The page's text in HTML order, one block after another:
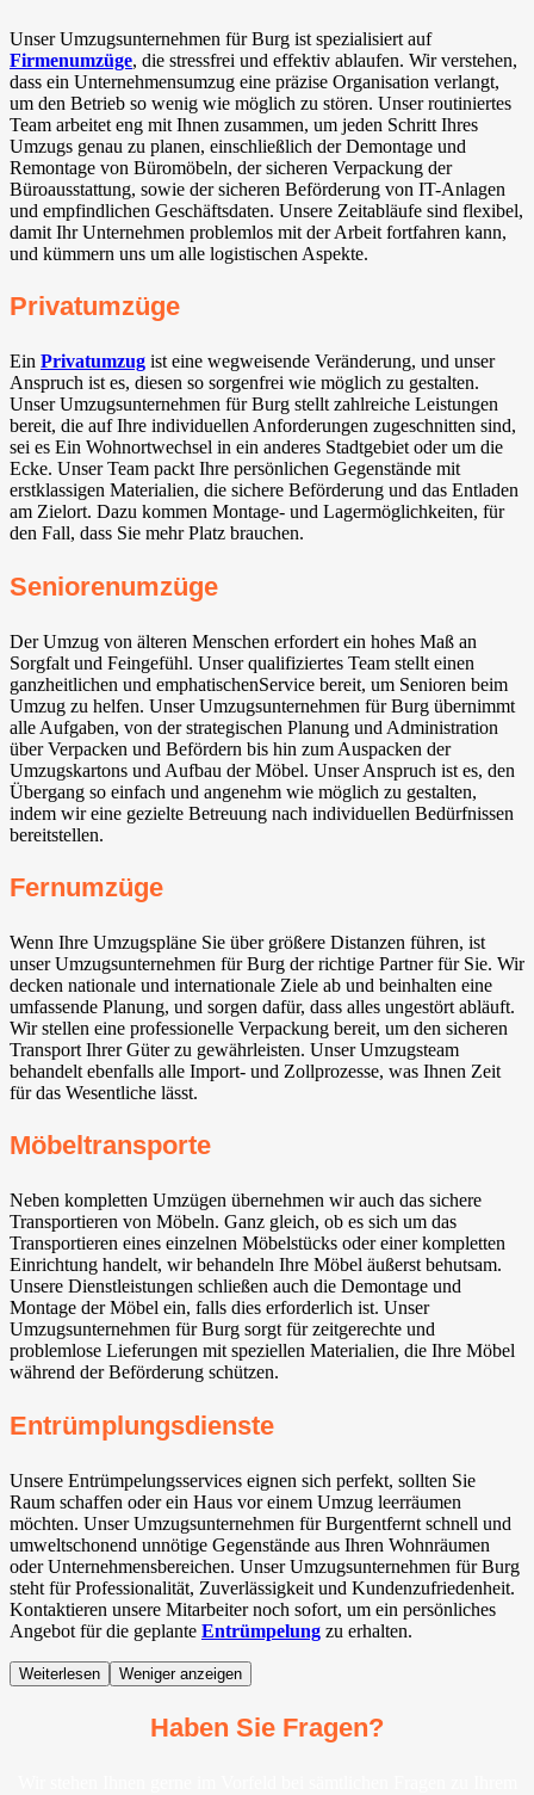
Unser Umzugsunternehmen für Burg ist spezialisiert auf
Firmenumzüge, die stressfrei und effektiv ablaufen. Wir verstehen,
dass ein Unternehmensumzug eine präzise Organisation verlangt,
um den Betrieb so wenig wie möglich zu stören. Unser routiniertes
Team arbeitet eng mit Ihnen zusammen, um jeden Schritt Ihres
Umzugs genau zu planen, einschließlich der Demontage und
Remontage von Büromöbeln, der sicheren Verpackung der
Büroausstattung, sowie der sicheren Beförderung von IT-Anlagen
und empfindlichen Geschäftsdaten. Unsere Zeitabläufe sind flexibel,
damit Ihr Unternehmen problemlos mit der Arbeit fortfahren kann,
und kümmern uns um alle logistischen Aspekte.
Privatumzüge
Ein Privatumzug ist eine wegweisende Veränderung, und unser
Anspruch ist es, diesen so sorgenfrei wie möglich zu gestalten.
Unser Umzugsunternehmen für Burg stellt zahlreiche Leistungen
bereit, die auf Ihre individuellen Anforderungen zugeschnitten sind,
sei es Ein Wohnortwechsel in ein anderes Stadtgebiet oder um die
Ecke. Unser Team packt Ihre persönlichen Gegenstände mit
erstklassigen Materialien, die sichere Beförderung und das Entladen
am Zielort. Dazu kommen Montage- und Lagermöglichkeiten, für
den Fall, dass Sie mehr Platz brauchen.
Seniorenumzüge
Der Umzug von älteren Menschen erfordert ein hohes Maß an
Sorgfalt und Feingefühl. Unser qualifiziertes Team stellt einen
ganzheitlichen und emphatischenService bereit, um Senioren beim
Umzug zu helfen. Unser Umzugsunternehmen für Burg übernimmt
alle Aufgaben, von der strategischen Planung und Administration
über Verpacken und Befördern bis hin zum Auspacken der
Umzugskartons und Aufbau der Möbel. Unser Anspruch ist es, den
Übergang so einfach und angenehm wie möglich zu gestalten,
indem wir eine gezielte Betreuung nach individuellen Bedürfnissen
bereitstellen.
Fernumzüge
Wenn Ihre Umzugspläne Sie über größere Distanzen führen, ist
unser Umzugsunternehmen für Burg der richtige Partner für Sie. Wir
decken nationale und internationale Ziele ab und beinhalten eine
umfassende Planung, und sorgen dafür, dass alles ungestört abläuft.
Wir stellen eine professionelle Verpackung bereit, um den sicheren
Transport Ihrer Güter zu gewährleisten. Unser Umzugsteam
behandelt ebenfalls alle Import- und Zollprozesse, was Ihnen Zeit
für das Wesentliche lässt.
Möbeltransporte
Neben kompletten Umzügen übernehmen wir auch das sichere
Transportieren von Möbeln. Ganz gleich, ob es sich um das
Transportieren eines einzelnen Möbelstücks oder einer kompletten
Einrichtung handelt, wir behandeln Ihre Möbel äußerst behutsam.
Unsere Dienstleistungen schließen auch die Demontage und
Montage der Möbel ein, falls dies erforderlich ist. Unser
Umzugsunternehmen für Burg sorgt für zeitgerechte und
problemlose Lieferungen mit speziellen Materialien, die Ihre Möbel
während der Beförderung schützen.
Entrümplungsdienste
Unsere Entrümpelungsservices eignen sich perfekt, sollten Sie
Raum schaffen oder ein Haus vor einem Umzug leerräumen
möchten. Unser Umzugsunternehmen für Burgentfernt schnell und
umweltschonend unnötige Gegenstände aus Ihren Wohnräumen
oder Unternehmensbereichen. Unser Umzugsunternehmen für Burg
steht für Professionalität, Zuverlässigkeit und Kundenzufriedenheit.
Kontaktieren unsere Mitarbeiter noch sofort, um ein persönliches
Angebot für die geplante Entrümpelung zu erhalten.
Weiterlesen Weniger anzeigen
Haben Sie Fragen?